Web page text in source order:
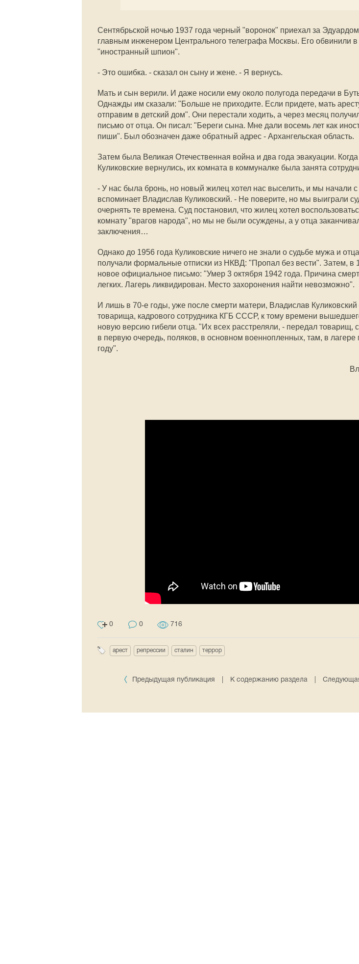
Сентябрьской ночью 1937 года черный "воронок" приехал за
главным инженером Центрального телеграфа Москвы. Его обвинили в
"иностранный шпион".
- Это ошибка. - сказал он сыну и жене. - Я вернусь.
Мать и сын верили. И даже носили ему около полугода передачи в
Однажды им сказали: "Больше не приходите. Если придете, мать
отправим в детский дом". Они перестали ходить, а через месяц
письмо от отца. Он писал: "Береги сына. Мне дали восемь лет как
пиши". Был обозначен даже обратный адрес - Архангельская область.
Затем была Великая Отечественная война и два года эвакуации.
Куликовские вернулись, их комната в коммуналке была занята
- У нас была бронь, но новый жилец хотел нас выселить, и мы начали с
вспоминает Владислав Куликовский. - Не поверите, но мы выиграли
очернять те времена. Суд постановил, что жилец хотел
комнату "врагов народа", но мы не были осуждены, а у отца
заключения…
Однако до 1956 года Куликовские ничего не знали о судьбе мужа и
получали формальные отписки из НКВД: "Пропал без вести". Затем, в
новое официальное письмо: "Умер 3 октября 1942 года. Причина
легких. Лагерь ликвидирован. Место захоронения найти невозможно".
И лишь в 70-е годы, уже после смерти матери, Владислав Куликовский
товарища, кадрового сотрудника КГБ СССР, к тому времени
новую версию гибели отца. "Их всех расстреляли, - передал товарищ,
в первую очередь, поляков, в основном военнопленных, там, в лагере
году".
0 0 716
арест репрессии сталин террор
Предыдущая публикация К содержанию раздела